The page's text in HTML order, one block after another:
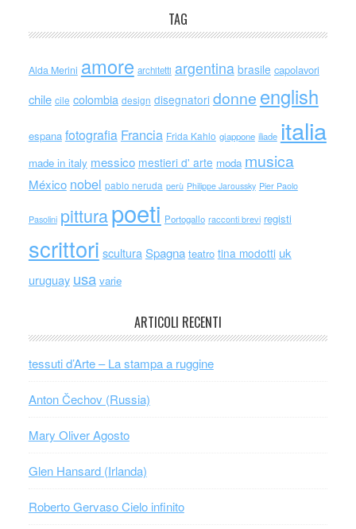
TAG
Alda Merini amore architetti argentina brasile capolavori
chile cile colombia design disegnatori donne english
espana fotografia Francia Frida Kahlo giappone iliade italia
made in italy messico mestieri d' arte moda musica
México nobel pablo neruda perù Philippe Jaroussky Pier Paolo
Pasolini pitturapoeti Portogallo racconti brevi registi
scrittori scultura Spagna teatro tina modotti uk
uruguay usa varie
ARTICOLI RECENTI
tessuti d’Arte – La stampa a ruggine
Anton Čechov (Russia)
Mary Oliver Agosto
Glen Hansard (Irlanda)
Roberto Gervaso Cielo infinito